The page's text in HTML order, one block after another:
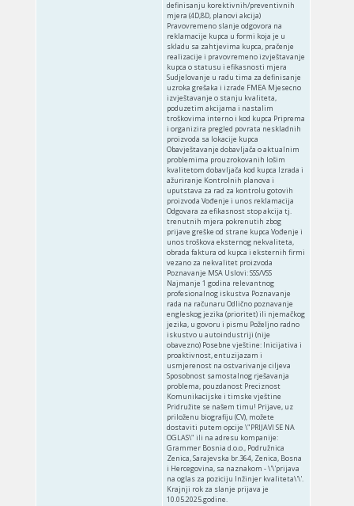
definisanju korektivnih/preventivnih
mjera (4D,8D, planovi akcija)
Pravovremeno slanje odgovora na
reklamacije kupca u formi koja je u
skladu sa zahtjevima kupca, pračenje
realizacije i pravovremeno izvještavanje
kupca o statusu i efikasnosti mjera
Sudjelovanje u radu tima za definisanje
uzroka grešaka i izrade FMEA Mjesecno
izvještavanje o stanju kvaliteta,
poduzetim akcijama i nastalim
troškovima interno i kod kupca Priprema
i organizira pregled povrata neskladnih
proizvoda sa lokacije kupca
Obavještavanje dobavljača o aktualnim
problemima prouzrokovanih lošim
kvalitetom dobavljača kod kupca Izrada i
ažuriranje Kontrolnih planova i
uputstava za rad za kontrolu gotovih
proizvoda Vođenje i unos reklamacija
Odgovara za efikasnost stop akcija tj.
trenutnih mjera pokrenutih zbog
prijave greške od strane kupca Vođenje i
unos troškova eksternog nekvaliteta,
obrada faktura od kupca i eksternih firmi
vezano za nekvalitet proizvoda
Poznavanje MSA Uslovi: SSS/VSS
Najmanje 1 godina relevantnog
profesionalnog iskustva Poznavanje
rada na računaru Odlično poznavanje
engleskog jezika (prioritet) ili njemačkog
jezika, u govoru i pismu Poželjno radno
iskustvo u autoindustriji (nije
obavezno) Posebne vještine: Inicijativa i
proaktivnost, entuzijazam i
usmjerenost na ostvarivanje ciljeva
Sposobnost samostalnog rješavanja
problema, pouzdanost Preciznost
Komunikacijske i timske vještine
Pridružite se našem timu! Prijave, uz
priloženu biografiju (CV), možete
dostaviti putem opcije \"PRIJAVI SE NA
OGLAS\" ili na adresu kompanije:
Grammer Bosnia d.o.o., Podružnica
Zenica, Sarajevska br.364, Zenica, Bosna
i Hercegovina, sa naznakom - \'\'prijava
na oglas za poziciju Inžinjer kvaliteta\'\'.
Krajnji rok za slanje prijava je
10.05.2025.godine.